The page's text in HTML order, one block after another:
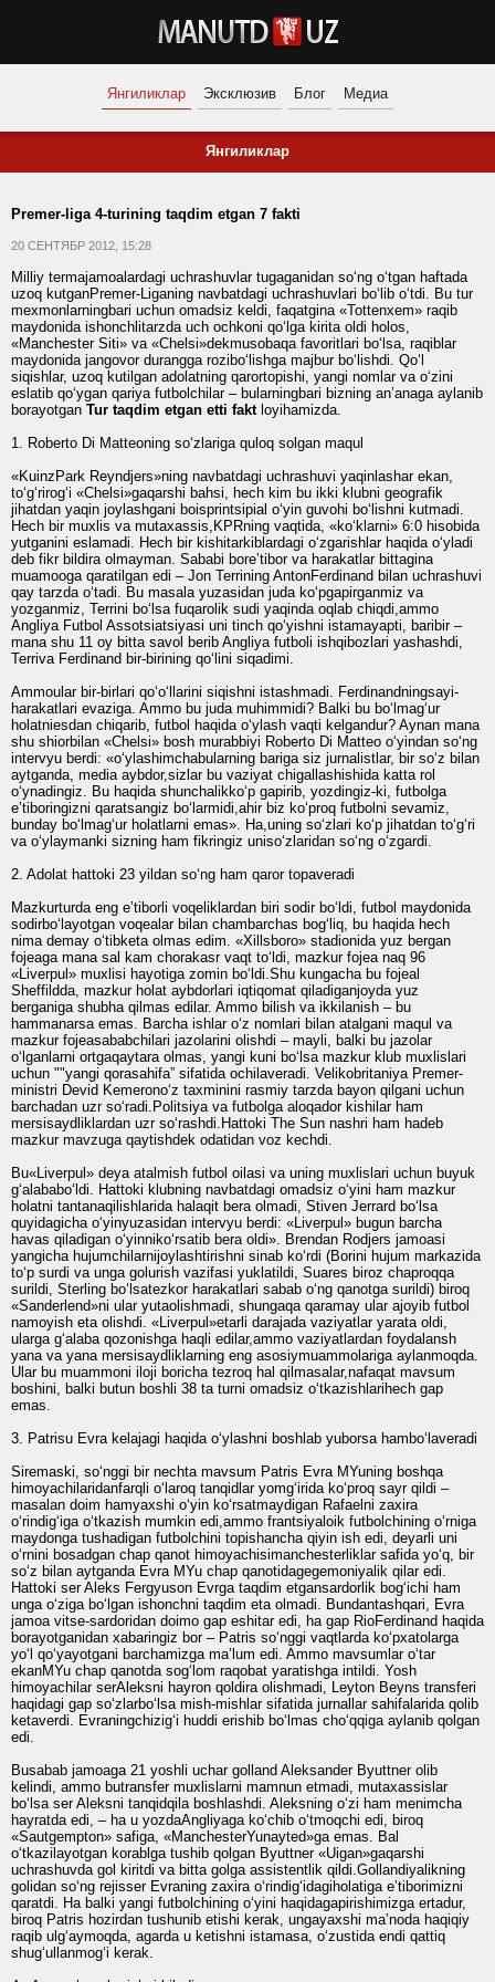
Янгиликлар Эксклюзив Блог Медиа
Янгиликлар
Premer-liga 4-turining taqdim etgan 7 fakti
20 СЕНТЯБР 2012, 15:28
Milliy termajamoalardagi uchrashuvlar tugaganidan so‘ng o‘tgan haftada
uzoq kutganPremer-Liganing navbatdagi uchrashuvlari bo‘lib o‘tdi. Bu tur
mexmonlarningbari uchun omadsiz keldi, faqatgina «Tottenxem» raqib
maydonida ishonchlitarzda uch ochkoni qo‘lga kirita oldi holos,
«Manchester Siti» va «Chelsi»dekmusobaqa favoritlari bo‘lsa, raqiblar
maydonida jangovor durangga rozibo‘lishga majbur bo‘lishdi. Qo‘l
siqishlar, uzoq kutilgan adolatning qarortopishi, yangi nomlar va o‘zini
eslatib qo‘ygan qariya futbolchilar – bularningbari bizning anʼanaga aylanib
borayotgan Tur taqdim etgan etti faktloyihamizda.
1. Roberto Di Matteoning so‘zlariga quloq solgan maqul
«KuinzPark Reyndjers»ning navbatdagi uchrashuvi yaqinlashar ekan,
to‘g‘rirog‘i «Chelsi»gaqarshi bahsi, hech kim bu ikki klubni geografik
jihatdan yaqin joylashgani boisprintsipial o‘yin guvohi bo‘lishni kutmadi.
Hech bir muxlis va mutaxassis,KPRning vaqtida, «ko‘klarni» 6:0 hisobida
yutganini eslamadi. Hech bir kishitarkiblardagi o‘zgarishlar haqida o‘yladi
deb fikr bildira olmayman. Sababi boreʼtibor va harakatlar bittagina
muamooga qaratilgan edi – Jon Terrining AntonFerdinand bilan uchrashuvi
qay tarzda o‘tadi. Bu masala yuzasidan juda ko‘pgapirganmiz va
yozganmiz, Terrini bo‘lsa fuqarolik sudi yaqinda oqlab chiqdi,ammo
Angliya Futbol Assotsiatsiyasi uni tinch qo‘yishni istamayapti, baribir –
mana shu 11 oy bitta savol berib Angliya futboli ishqibozlari yashashdi,
Terriva Ferdinand bir-birining qo‘lini siqadimi.
Ammoular bir-birlari qo‘o‘llarini siqishni istashmadi. Ferdinandningsayi-
harakatlari evaziga. Ammo bu juda muhimmidi? Balki bu bo‘lmag‘ur
holatniesdan chiqarib, futbol haqida o‘ylash vaqti kelgandur? Aynan mana
shu shiorbilan «Chelsi» bosh murabbiyi Roberto Di Matteo o‘yindan so‘ng
intervyu berdi: «o‘ylashimchabularning bariga siz jurnalistlar, bir so‘z bilan
aytganda, media aybdor,sizlar bu vaziyat chigallashishida katta rol
o‘ynadingiz. Bu haqida shunchalikko‘p gapirib, yozdingiz-ki, futbolga
eʼtiboringizni qaratsangiz bo‘larmidi,ahir biz ko‘proq futbolni sevamiz,
bunday bo‘lmag‘ur holatlarni emas». Ha,uning so‘zlari ko‘p jihatdan to‘g‘ri
va o‘ylaymanki sizning ham fikringiz uniso‘zlaridan so‘ng o‘zgardi.
2. Adolat hattoki 23 yildan so‘ng ham qaror topaveradi
Mazkurturda eng eʼtiborli voqeliklardan biri sodir bo‘ldi, futbol maydonida
sodirbo‘layotgan voqealar bilan chambarchas bog‘liq, bu haqida hech
nima demay o‘tibketa olmas edim. «Xillsboro» stadionida yuz bergan
fojeaga mana sal kam chorakasr vaqt to‘ldi, mazkur fojea naq 96
«Liverpul» muxlisi hayotiga zomin bo‘ldi.Shu kungacha bu fojeal
Sheffildda, mazkur holat aybdorlari iqtiqomat qiladiganjoyda yuz
berganiga shubha qilmas edilar. Ammo bilish va ikkilanish – bu
hammanarsa emas. Barcha ishlar o‘z nomlari bilan atalgani maqul va
mazkur fojeasababchilari jazolarini olishdi – mayli, balki bu jazolar
o‘lganlarni ortgaqaytara olmas, yangi kuni bo‘lsa mazkur klub muxlislari
uchun ""yangi qorasahifa” sifatida ochilaveradi. Velikobritaniya Premer-
ministri Devid Kemerono‘z taxminini rasmiy tarzda bayon qilgani uchun
barchadan uzr so‘radi.Politsiya va futbolga aloqador kishilar ham
mersisaydliklardan uzr so‘rashdi.Hattoki The Sun nashri ham hadeb
mazkur mavzuga qaytishdek odatidan voz kechdi.
Bu«Liverpul» deya atalmish futbol oilasi va uning muxlislari uchun buyuk
g‘alababo‘ldi. Hattoki klubning navbatdagi omadsiz o‘yini ham mazkur
holatni tantanaqilishlarida halaqit bera olmadi, Stiven Jerrard bo‘lsa
quyidagicha o‘yinyuzasidan intervyu berdi: «Liverpul» bugun barcha
havas qiladigan o‘yinniko‘rsatib bera oldi». Brendan Rodjers jamoasi
yangicha hujumchilarnijoylashtirishni sinab ko‘rdi (Borini hujum markazida
to‘p surdi va unga golurish vazifasi yuklatildi, Suares biroz chaproqqa
surildi, Sterling bo‘lsatezkor harakatlari sabab o‘ng qanotga surildi) biroq
«Sanderlend»ni ular yutaolishmadi, shungaqa qaramay ular ajoyib futbol
namoyish eta olishdi. «Liverpul»etarli darajada vaziyatlar yarata oldi,
ularga g‘alaba qozonishga haqli edilar,ammo vaziyatlardan foydalansh
yana va yana mersisaydliklarning eng asosiymuammolariga aylanmoqda.
Ular bu muammoni iloji boricha tezroq hal qilmasalar,nafaqat mavsum
boshini, balki butun boshli 38 ta turni omadsiz o‘tkazishlarihech gap
emas.
3. Patrisu Evra kelajagi haqida o‘ylashni boshlab yuborsa hambo‘laveradi
Siremaski, so‘nggi bir nechta mavsum Patris Evra MYuning boshqa
himoyachilaridanfarqli o‘laroq tanqidlar yomg‘irida ko‘proq sayr qildi –
masalan doim hamyaxshi o‘yin ko‘rsatmaydigan Rafaelni zaxira
o‘rindig‘iga o‘tkazish mumkin edi,ammo frantsiyaloik futbolchining o‘rniga
maydonga tushadigan futbolchini topishancha qiyin ish edi, deyarli uni
o‘rnini bosadgan chap qanot himoyachisimanchesterliklar safida yo‘q, bir
so‘z bilan aytganda Evra MYu chap qanotidagegemoniyalik qilar edi.
Hattoki ser Aleks Fergyuson Evrga taqdim etgansardorlik bog‘ichi ham
unga o‘ziga bo‘lgan ishonchni taqdim eta olmadi. Bundantashqari, Evra
jamoa vitse-sardoridan doimo gap eshitar edi, ha gap RioFerdinand haqida
borayotganidan xabaringiz bor – Patris so‘nggi vaqtlarda ko‘pxatolarga
yo‘l qo‘yayotgani barchamizga maʼlum edi. Ammo mavsumlar o‘tar
ekanMYu chap qanotda sog‘lom raqobat yaratishga intildi. Yosh
himoyachilar serAleksni hayron qoldira olishmadi, Leyton Beyns transferi
haqidagi gap so‘zlarbo‘lsa mish-mishlar sifatida jurnallar sahifalarida qolib
ketaverdi. Evraningchizig‘i huddi erishib bo‘lmas cho‘qqiga aylanib qolgan
edi.
Busabab jamoaga 21 yoshli uchar golland Aleksander Byuttner olib
kelindi, ammo butransfer muxlislarni mamnun etmadi, mutaxassislar
bo‘lsa ser Aleksni tanqidqila boshlashdi. Aleksning o‘zi ham menimcha
hayratda edi, – ha u yozdaAngliyaga ko‘chib o‘tmoqchi edi, biroq
«Sautgempton» safiga, «ManchesterYunayted»ga emas. Bal
o‘tkazilayotgan korablga tushib qolgan Byuttner «Uigan»gaqarshi
uchrashuvda gol kiritdi va bitta golga assistentlik qildi.Gollandiyalikning
golidan so‘ng rejisser Evraning zaxira o‘rindig‘idagiholatiga eʼtiborimizni
qaratdi. Ha balki yangi futbolchining o‘yini haqidagapirishimizga ertadur,
biroq Patris hozirdan tushunib etishi kerak, ungayaxshi maʼnoda haqiqiy
raqib ulg‘aymoqda, agarda u ketishni istamasa, o‘zustida endi qattiq
shug‘ullanmog‘i kerak.